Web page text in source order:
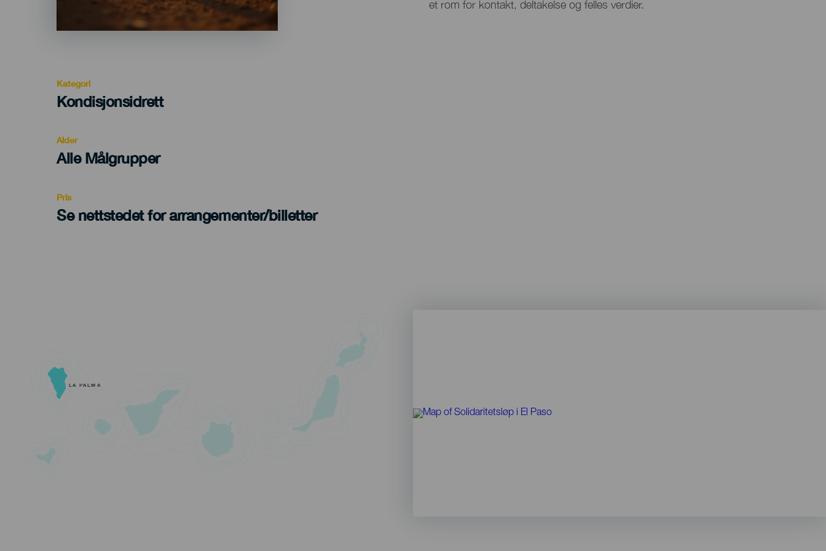
et rom for kontakt, deltakelse og felles verdier.
Kategori
Categoría
Kondisjonsidrett
Alder
Edad
Recomendada
Alle Målgrupper
Pris
Se nettstedet for arrangementer/billetter
LA PALMA